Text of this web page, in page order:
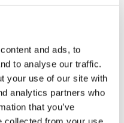
and ads, to
to analyse our traffic.
your use of our site with
analytics partners who
that you’ve
collected from your use
25 €
6 €
kuuluu:
myynti sekä